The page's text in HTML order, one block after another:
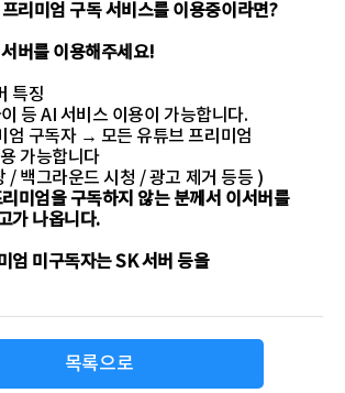
리미엄 구독 서비스를 이용중이라면?
버를 이용해주세요!
특징
등 AI 서비스 이용이 가능합니다.
엄 구독자 → 모든 유튜브 프리미엄
가능합니다
/ 백그라운드 시청 / 광고 제거 등등 )
미엄을 구독하지 않는 분께서 이서버를
가 나옵니다.
엄 미구독자는 SK 서버 등을
목록으로